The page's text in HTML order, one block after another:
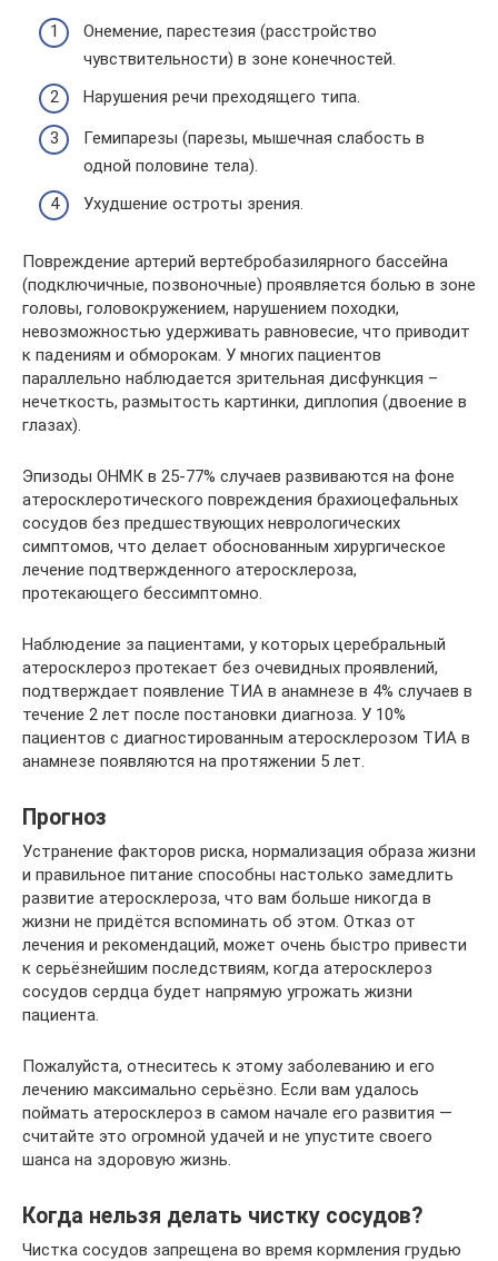
Онемение, парестезия (расстройство
чувствительности) в зоне конечностей.
Нарушения речи преходящего типа.
Гемипарезы (парезы, мышечная слабость в
одной половине тела).
Ухудшение остроты зрения.
Повреждение артерий вертебробазилярного бассейна
(подключичные, позвоночные) проявляется болью в зоне
головы, головокружением, нарушением походки,
невозможностью удерживать равновесие, что приводит
к падениям и обморокам. У многих пациентов
параллельно наблюдается зрительная дисфункция –
нечеткость, размытость картинки, диплопия (двоение в
глазах).
Эпизоды ОНМК в 25-77% случаев развиваются на фоне
атеросклеротического повреждения брахиоцефальных
сосудов без предшествующих неврологических
симптомов, что делает обоснованным хирургическое
лечение подтвержденного атеросклероза,
протекающего бессимптомно.
Наблюдение за пациентами, у которых церебральный
атеросклероз протекает без очевидных проявлений,
подтверждает появление ТИА в анамнезе в 4% случаев в
течение 2 лет после постановки диагноза. У 10%
пациентов с диагностированным атеросклерозом ТИА в
анамнезе появляются на протяжении 5 лет.
Прогноз
Устранение факторов риска, нормализация образа жизни
и правильное питание способны настолько замедлить
развитие атеросклероза, что вам больше никогда в
жизни не придётся вспоминать об этом. Отказ от
лечения и рекомендаций, может очень быстро привести
к серьёзнейшим последствиям, когда атеросклероз
сосудов сердца будет напрямую угрожать жизни
пациента.
Пожалуйста, отнеситесь к этому заболеванию и его
лечению максимально серьёзно. Если вам удалось
поймать атеросклероз в самом начале его развития —
считайте это огромной удачей и не упустите своего
шанса на здоровую жизнь.
Когда нельзя делать чистку сосудов?
Чистка сосудов запрещена во время кормления грудью